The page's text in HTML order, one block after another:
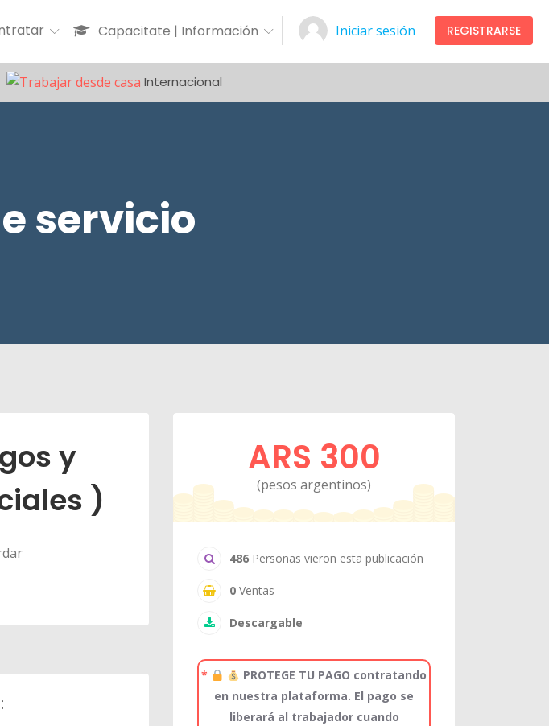
Capacitate | Información Iniciar sesión REGISTRARSE
Internacional
servicio
y
)
ARS 300
(pesos argentinos)
486 Personas vieron esta publicación
0 Ventas
Descargable
*
PROTEGE TU PAGO contratando
en nuestra plataforma. El pago se
liberará al trabajador cuando